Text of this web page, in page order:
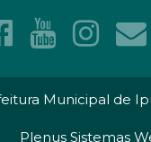
Municipal de
Plenus Sistemas